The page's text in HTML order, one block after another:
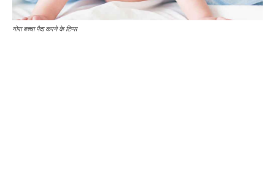
गोरा बच्चा पैदा करने के टिप्स